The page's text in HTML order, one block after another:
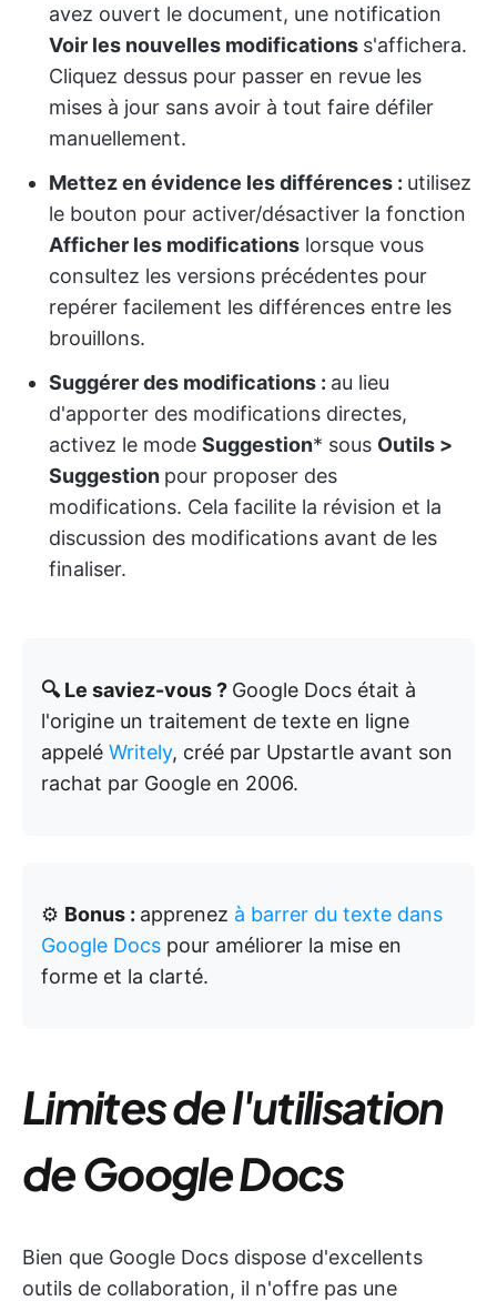
avez ouvert le document, une notification
Voir les nouvelles modifications s'affichera.
Cliquez dessus pour passer en revue les
mises à jour sans avoir à tout faire défiler
manuellement.
Mettez en évidence les différences : utilisez
le bouton pour activer/désactiver la fonction
Afficher les modifications lorsque vous
consultez les versions précédentes pour
repérer facilement les différences entre les
brouillons.
Suggérer des modifications : au lieu
d'apporter des modifications directes,
activez le mode Suggestion* sous Outils >
Suggestion pour proposer des
modifications. Cela facilite la révision et la
discussion des modifications avant de les
finaliser.
🔍 Le saviez-vous ? Google Docs était à
l'origine un traitement de texte en ligne
appelé Writely, créé par Upstartle avant son
rachat par Google en 2006.
⚙️ Bonus : apprenez à barrer du texte dans
Google Docs pour améliorer la mise en
forme et la clarté.
Limites de l'utilisation
de Google Docs
Bien que Google Docs dispose d'excellents
outils de collaboration, il n'offre pas une